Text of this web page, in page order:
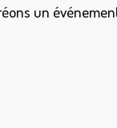
un